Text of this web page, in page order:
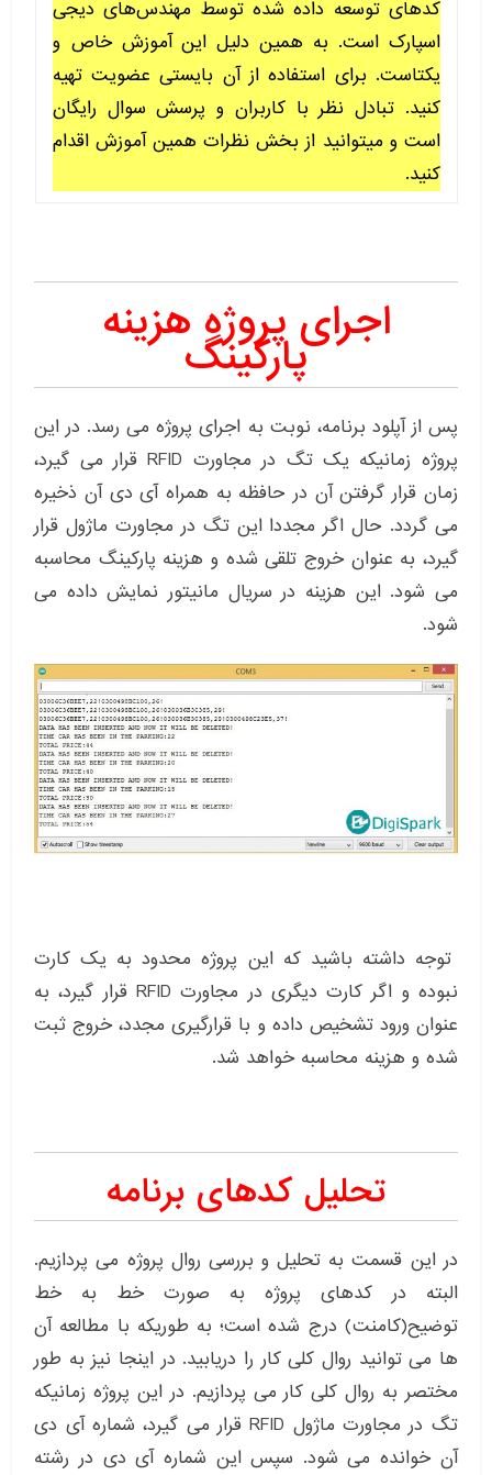
کدهای توسعه داده شده توسط مهندس‌های دیجی
اسپارک است. به همین دلیل این آموزش خاص و
یکتاست. برای استفاده از آن بایستی عضویت تهیه
کنید. تبادل نظر با کاربران و پرسش سوال رایگان
است و میتوانید از بخش نظرات همین آموزش اقدام
کنید.
اجرای پروژه هزینه
پارکینگ
پس از آپلود برنامه، نوبت به اجرای پروژه می رسد. در این
پروژه زمانیکه یک تگ در مجاورت RFID قرار می گیرد،
زمان قرار گرفتن آن در حافظه به همراه آی دی آن ذخیره
می گردد. حال اگر مجددا این تگ در مجاورت ماژول قرار
گیرد، به عنوان خروج تلقی شده و هزینه پارکینگ محاسبه
می شود. این هزینه در سریال مانیتور نمایش داده می
شود.
توجه داشته باشید که این پروژه محدود به یک کارت
نبوده و اگر کارت دیگری در مجاورت RFID قرار گیرد، به
عنوان ورود تشخیص داده و با قرارگیری مجدد، خروج ثبت
شده و هزینه محاسبه خواهد شد.
تحلیل کدهای برنامه
در این قسمت به تحلیل و بررسی روال پروژه می پردازیم.
البته در کدهای پروژه به صورت خط به خط
توضیح(کامنت) درج شده است؛ به طوریکه با مطالعه آن
ها می توانید روال کلی کار را دریابید. در اینجا نیز به طور
مختصر به روال کلی کار می پردازیم. در این پروژه زمانیکه
تگ در مجاورت ماژول RFID قرار می گیرد، شماره آی دی
آن خوانده می شود. سپس این شماره آی دی در رشته